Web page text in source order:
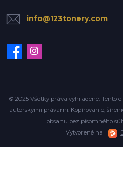
info@123tonery.com
© 2025 Všetky práva vyhradené. Tento
autorskými právami. Kopírovanie,
obsahu bez písomného
Vytvorené na